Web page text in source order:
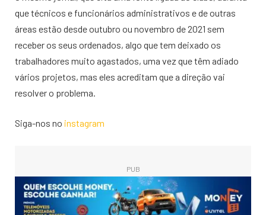
que técnicos e funcionários administrativos e de outras
áreas estão desde outubro ou novembro de 2021 sem
receber os seus ordenados, algo que tem deixado os
trabalhadores muito agastados, uma vez que têm adiado
vários projetos, mas eles acreditam que a direção vai
resolver o problema.
Siga-nos no instagram
PUB